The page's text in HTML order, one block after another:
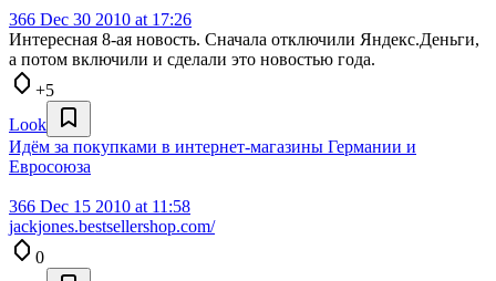
366 Dec 30 2010 at 17:26
Интересная 8-ая новость. Сначала отключили Яндекс.Деньги,
а потом включили и сделали это новостью года.
+5
Look
Идём за покупками в интернет-магазины Германии и
Евросоюза
366 Dec 15 2010 at 11:58
jackjones.bestsellershop.com/
0